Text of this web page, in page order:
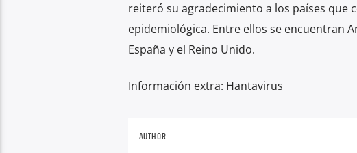
reiteró su agradecimiento a los países que
epidemiológica. Entre ellos se encuentran
España y el Reino Unido.
Información extra: Hantavirus
AUTHOR